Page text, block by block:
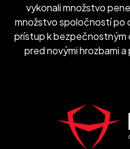
vykonali množstvo
množstvo spoločností po
prístup k bezpečnostným
pred novými hrozbami